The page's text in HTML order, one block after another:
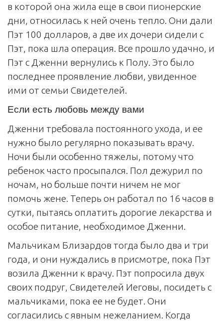
в которой она жила еще в свои пионерские
дни, относилась к ней очень тепло. Они дали
Пэт 100 долларов, а две их дочери сидели с
Пэт, пока шла операция. Все прошло удачно, и
Пэт с Дженни вернулись к Полу. Это было
последнее проявление любви, увиденное
ими от семьи Свидетелей.
Если есть любовь между вами
Дженни требовала постоянного ухода, и ее
нужно было регулярно показывать врачу.
Ночи были особенно тяжелы, потому что
ребенок часто просыпался. Пол дежурил по
ночам, но больше почти ничем не мог
помочь жене. Теперь он работал по 16 часов в
сутки, пытаясь оплатить дорогие лекарства и
особое питание, необходимое Дженни.
Мальчикам Близардов тогда было два и три
года, и они нуждались в присмотре, пока Пэт
возила Дженни к врачу. Пэт попросила двух
своих подруг, Свидетелей Иеговы, посидеть с
мальчиками, пока ее не будет. Они
согласились с явным нежеланием. Когда